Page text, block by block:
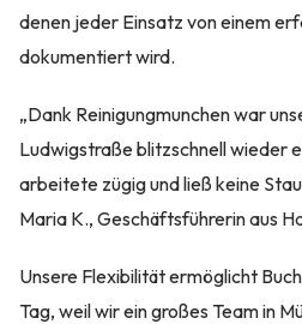
denen jeder Einsatz von einem
dokumentiert wird.
„Dank Reinigungmunchen war
Ludwigstraße blitzschnell wieder
arbeitete zügig und ließ keine
Maria K., Geschäftsführerin aus
Unsere Flexibilität ermöglicht
Tag, weil wir ein großes Team in